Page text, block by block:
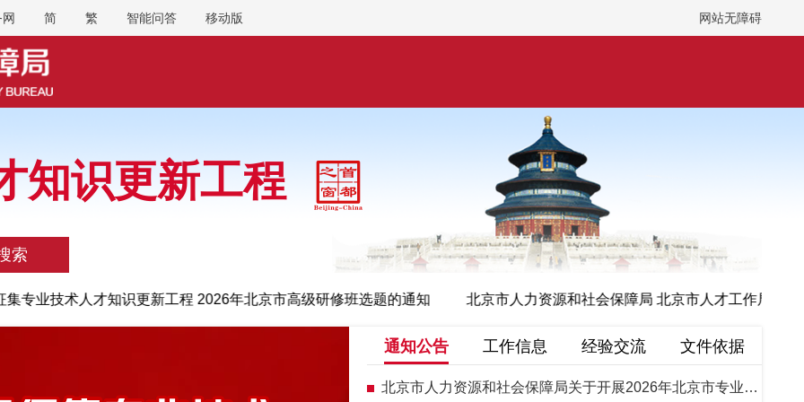
简 繁 智能问答 移动版 网站无障碍
知识更新工程
索
专业技术人才知识更新工程 2026年北京市高级研修班选题的通知 北京市人力资源和社会保障局 北京市人才工作局 中
通知公告 工作信息 经验交流 文件依据
北京市人力资源和社会保障局关于开展2026年北京市专业技